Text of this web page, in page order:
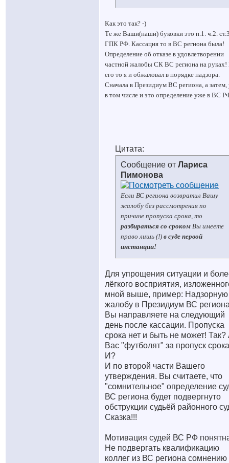
Как это так? -)
Те же Ваши(наши) буковки это п.1. ч.2.
ГПК РФ. Кассация то в ВС региона была!
Определение об отказе в удовлетворении
частной жалобы СК ВС региона на руках!
его то я и обжаловал в порядке надзора.
Сначала в Президиум ВС региона, а
в том числе и это определение уже в ВС
Цитата:
Сообщение от Лариса
Пимонова
Если ВС региона возвратил Вашу
жалобу без рассмотрения по
причине пропуска срока, то
разбираться со сроком Вы имеете
право лишь (!) в суде первой
инстанции!
Для упрощения ситуации и
лёгкого восприятия,
мной выше, пример: Надзорную
жалобу в Президиум ВС
Вы направляете на следующий
день после кассации. Пропуска
срока нет и быть не может! Так?
Вас "футболят" за пропуск
И?
И по второй части Вашего
утверждения. Вы считаете, что
"сомнительное" определение
ВС региона будет подвергнуто
обструкции судьёй районного
Сказка!!!
Мотивация судей ВС РФ
Не подвергать квалификацию
коллег из ВС региона сомнению